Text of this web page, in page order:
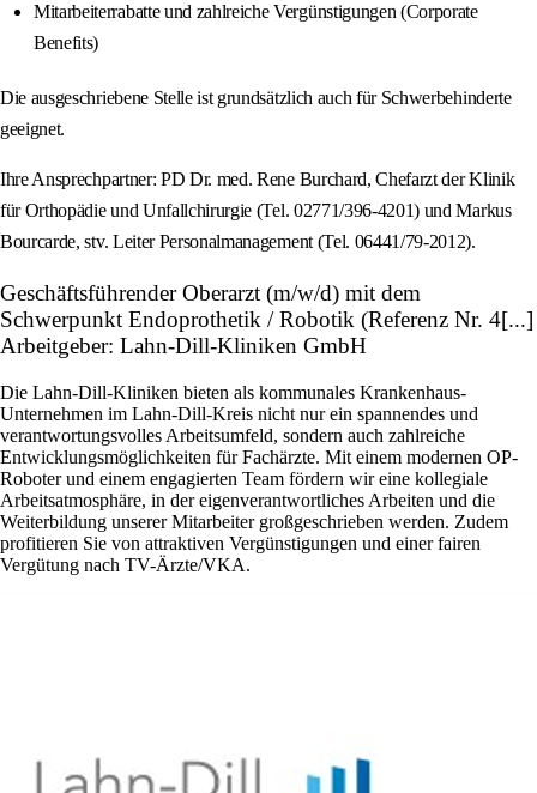
Mitarbeiterrabatte und zahlreiche Vergünstigungen (Corporate
Benefits)
Die ausgeschriebene Stelle ist grundsätzlich auch für Schwerbehinderte
geeignet.
Ihre Ansprechpartner: PD Dr. med. Rene Burchard, Chefarzt der Klinik
für Orthopädie und Unfallchirurgie (Tel. 02771/396-4201) und Markus
Bourcarde, stv. Leiter Personalmanagement (Tel. 06441/79-2012).
Geschäftsführender Oberarzt (m/w/d) mit dem
Schwerpunkt Endoprothetik / Robotik (Referenz Nr. 4[...]
Arbeitgeber: Lahn-Dill-Kliniken GmbH
Die Lahn-Dill-Kliniken bieten als kommunales Krankenhaus-
Unternehmen im Lahn-Dill-Kreis nicht nur ein spannendes und
verantwortungsvolles Arbeitsumfeld, sondern auch zahlreiche
Entwicklungsmöglichkeiten für Fachärzte. Mit einem modernen OP-
Roboter und einem engagierten Team fördern wir eine kollegiale
Arbeitsatmosphäre, in der eigenverantwortliches Arbeiten und die
Weiterbildung unserer Mitarbeiter großgeschrieben werden. Zudem
profitieren Sie von attraktiven Vergünstigungen und einer fairen
Vergütung nach TV-Ärzte/VKA.